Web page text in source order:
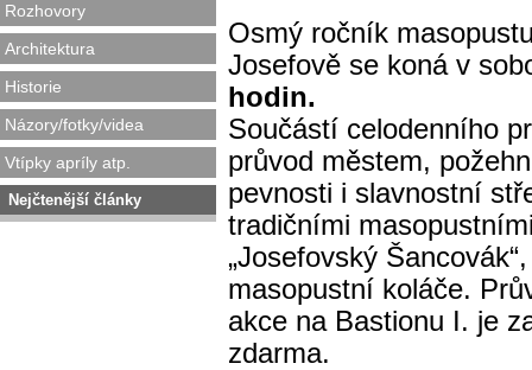
Rozhovory
Architektura
Historie
Názory/fotky/videa
Vtípky apríly atp.
Nejčtenější články
Osmý ročník
Josefově se koná v
hodin.
Součástí celodenního
průvod městem,
pevnosti i slavnostní
tradičními
„Josefovský
masopustní koláče.
akce na Bastionu I. je
zdarma.